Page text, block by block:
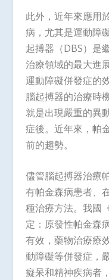
此外，近年來應用
病，尤其是運動障
起搏器（DBS）是
治療領域的最大進
運動障礙併發症的
腦起搏器的治療時
就是出現嚴重的異
症後。近年來，帕
前的趨勢。
儘管腦起搏器治療
有帕金森病患者、
種治療方法。我國
定：原發性帕金森
有效，藥物治療療
動障礙等併發症，
癡呆和精神疾病者